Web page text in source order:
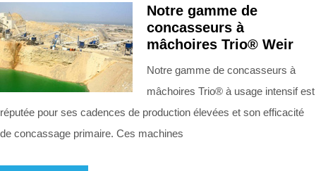
Notre gamme de
concasseurs à
mâchoires Trio® Weir
Notre gamme de concasseurs à
mâchoires Trio® à usage intensif est
réputée pour ses cadences de production élevées et son efficacité
de concassage primaire. Ces machines